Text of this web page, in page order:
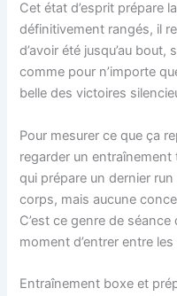
Cet état d’esprit prépare
définitivement rangés, il
d’avoir été jusqu’au
comme pour n’importe
belle des victoires
Pour mesurer ce que ça
regarder un
qui prépare un dernier
corps, mais aucune
C’est ce genre de
moment d’entrer entre
Entraînement boxe et